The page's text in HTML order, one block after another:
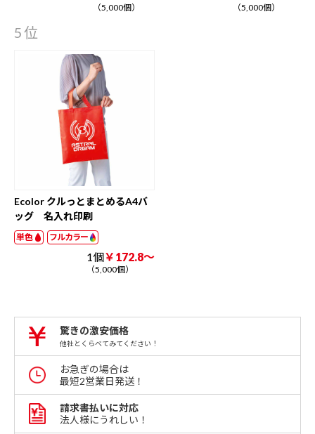
（5,000個） （5,000個）
5位
Ecolor クルっとまとめるA4バ
ッグ 名入れ印刷
単色 フルカラー
1個￥172.8～
（5,000個）
驚きの激安価格
他社とくらべてみてください！
お急ぎの場合は
最短2営業日発送！
請求書払いに対応
法人様にうれしい！